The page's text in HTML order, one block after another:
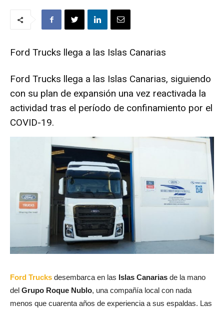
Ford Trucks llega a las Islas Canarias
Ford Trucks llega a las Islas Canarias, siguiendo
con su plan de expansión una vez reactivada la
actividad tras el período de confinamiento por el
COVID-19.
Ford Trucks desembarca en las Islas Canarias de la mano
del Grupo Roque Nublo, una compañía local con nada
menos que cuarenta años de experiencia a sus espaldas. Las